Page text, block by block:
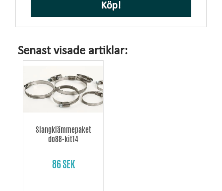
Köp!
Senast visade artiklar:
Slangklämmepaket
do88-kit14
86 SEK